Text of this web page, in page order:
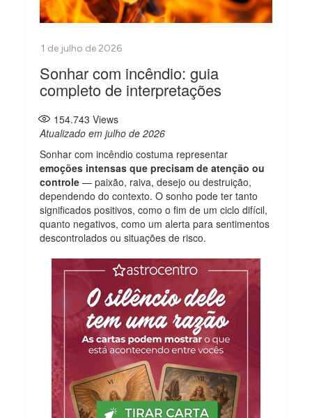
Sonhar com incêndio: guia
completo de interpretações
154.743 Views
Atualizado em julho de 2026
Sonhar com incêndio costuma representar
emoções intensas que precisam de atenção ou
controle — paixão, raiva, desejo ou destruição,
dependendo do contexto. O sonho pode ter tanto
significados positivos, como o fim de um ciclo difícil,
quanto negativos, como um alerta para sentimentos
descontrolados ou situações de risco.